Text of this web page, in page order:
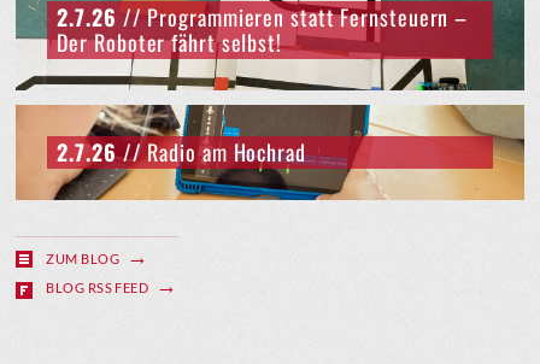
2.7.26// Programmieren statt Fernsteuern –
Der Roboter fährt selbst!
2.7.26// Radio am Hochrad
ZUM BLOG
BLOG RSS FEED